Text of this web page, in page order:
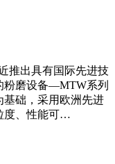
推出具有国际先进技
粉磨设备—MTW系列
基础，采用欧洲先进
度、性能可…